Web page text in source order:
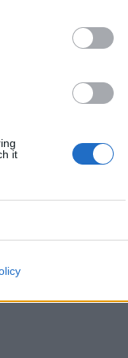
it
2026